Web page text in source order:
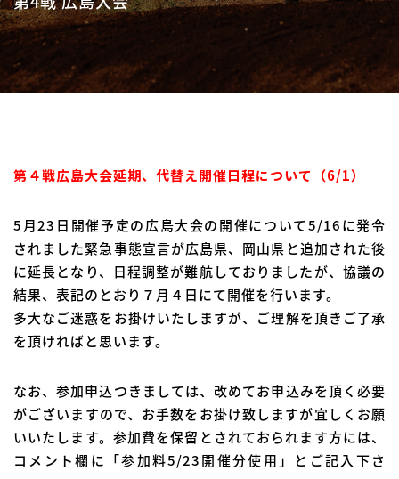
第４戦広島大会延期、代替え開催日程について（6/1）
5月23日開催予定の広島大会の開催について5/16に発令
されました緊急事態宣言が広島県、岡山県と追加された後
に延長となり、日程調整が難航しておりましたが、協議の
結果、表記のとおり７月４日にて開催を行います。
多大なご迷惑をお掛けいたしますが、ご理解を頂きご了承
を頂ければと思います。
なお、参加申込つきましては、改めてお申込みを頂く必要
がございますので、お手数をお掛け致しますが宜しくお願
いいたします。参加費を保留とされておられます方には、
コメント欄に「参加料5/23開催分使用」とご記入下さ